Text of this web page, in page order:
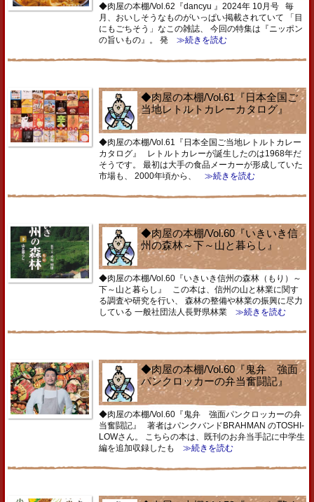
◆肉屋の本棚/Vol.62『dancyu 』2024年 10月号 毎
月、おいしそうなものがいっぱい掲載されていて 「目
にもごちそう」なこの雑誌、 今回の特集は『ニッポン
の旨いもの』。 発 ≫続きを読む
◆肉屋の本棚/Vol.61『日本全国ご
当地レトルトカレーカタログ』
◆肉屋の本棚/Vol.61『日本全国ご当地レトルトカレー
カタログ』 レトルトカレーが誕生したのは1968年だ
そうです。 最初は大手の食品メーカーが形成していた
市場も、 2000年頃から、
≫続きを読む
◆肉屋の本棚/Vol.60『いきいき信
州の森林～下～山と暮らし』
◆肉屋の本棚/Vol.60『いきいき信州の森林（もり）～
下～山と暮らし』 この本は、信州の山と林業に関す
る調査や研究を行い、 森林の整備や林業の振興に尽力
している 一般社団法人長野県林業 ≫続きを読む
◆肉屋の本棚/Vol.60『鬼弁 強面
パンクロッカーの弁当奮闘記』
◆肉屋の本棚/Vol.60『鬼弁 強面パンクロッカーの弁
当奮闘記』 著者はパンクバンドBRAHMAN のTOSHI-
LOWさん。 こちらの本は、既刊のお弁当手記に中学生
編を追加収録したも
≫続きを読む